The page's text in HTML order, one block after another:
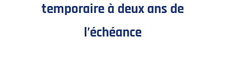
Clients
temporaire à deux ans de
l’échéance